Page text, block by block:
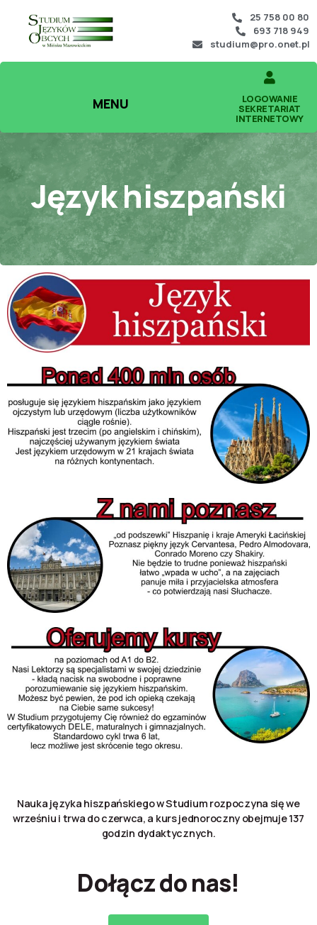
25 758 00 80
693 718 949
studium@pro.onet.pl
MENU LOGOWANIE
SEKRETARIAT
INTERNETOWY
Język hiszpański
Nauka języka hiszpańskiego w Studium rozpoczyna się we
wrześniu i trwa do czerwca, a kurs jednoroczny obejmuje 137
godzin dydaktycznych.
Dołącz do nas!